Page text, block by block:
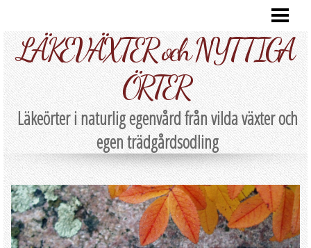
RECEPT
LÄKEÖRTER A-Ö
NATURLIG EGENVÅRD
EGENSKAPER
BEREDNING
SKÖRDA/FÖRVARA
PARTNERS
LÄKEVÄXTER och NYTTIGA
ÖRTER
Läkeörter i naturlig egenvård från vilda växter och
egen trädgårdsodling